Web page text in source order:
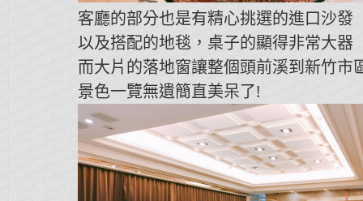
客廳的部分也是有精心挑選的進口沙發
以及搭配的地毯，桌子的顯得非常大器
而大片的落地窗讓整個頭前溪到新竹市
景色一覽無遺簡直美呆了!